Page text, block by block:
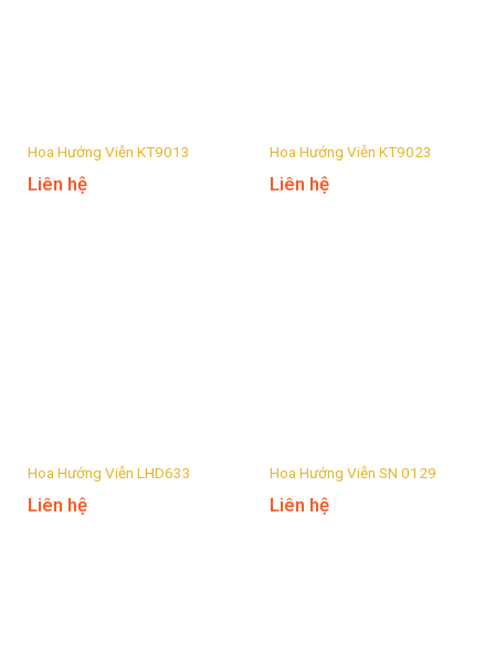
Hoa Hướng Viễn KT9013
Liên hệ
Hoa Hướng Viễn KT9023
Liên hệ
Hoa Hướng Viễn LHD633
Liên hệ
Hoa Hướng Viễn SN 0129
Liên hệ